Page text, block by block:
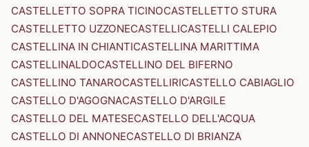
CASTELLETTO SOPRA TICINOCASTELLETTO STURA
CASTELLETTO UZZONECASTELLICASTELLI CALEPIO
CASTELLINA IN CHIANTICASTELLINA MARITTIMA
CASTELLINALDOCASTELLINO DEL BIFERNO
CASTELLINO TANAROCASTELLIRICASTELLO CABIAGLIO
CASTELLO D'AGOGNACASTELLO D'ARGILE
CASTELLO DEL MATESECASTELLO DELL'ACQUA
CASTELLO DI ANNONECASTELLO DI BRIANZA